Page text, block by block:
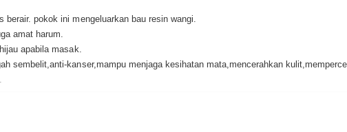
pokok ini mengeluarkan bau resin wangi.
amat harum.
apabila masak.
sembelit,anti-kanser,mampu menjaga kesihatan mata,mencerahkan